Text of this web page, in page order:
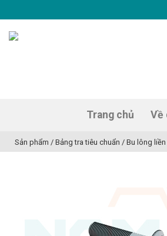
to
content
Trang chủ Về
Sản phẩm / Bảng tra tiêu chuẩn / Bu lông